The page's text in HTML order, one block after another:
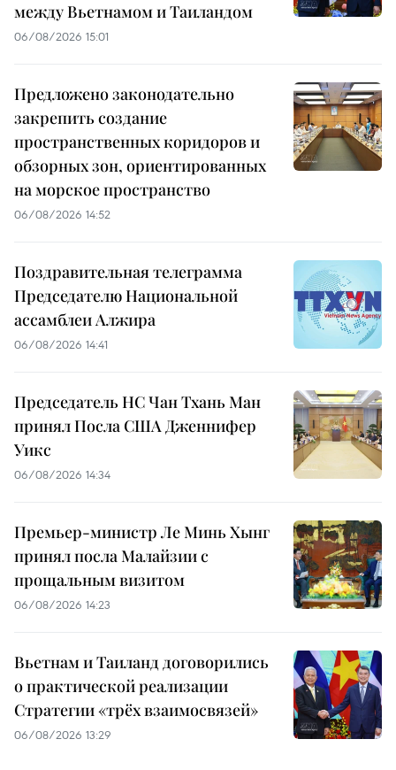
между Вьетнамом и Таиландом
06/08/2026 15:01
Предложено законодательно
закрепить создание
пространственных коридоров и
обзорных зон, ориентированных
на морское пространство
06/08/2026 14:52
Поздравительная телеграмма
Председателю Национальной
ассамблеи Алжира
06/08/2026 14:41
Председатель НС Чан Тхань Ман
принял Посла США Дженнифер
Уикс
06/08/2026 14:34
Премьер-министр Ле Минь Хынг
принял посла Малайзии с
прощальным визитом
06/08/2026 14:23
Вьетнам и Таиланд договорились
о практической реализации
Стратегии «трёх взаимосвязей»
06/08/2026 13:29